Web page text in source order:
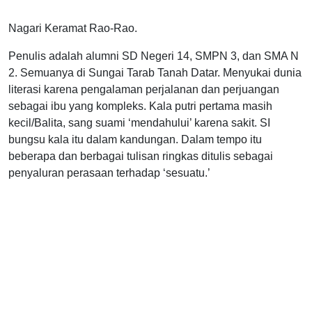
Nagari Keramat Rao-Rao.
Penulis adalah alumni SD Negeri 14, SMPN 3, dan SMA N
2. Semuanya di Sungai Tarab Tanah Datar. Menyukai dunia
literasi karena pengalaman perjalanan dan perjuangan
sebagai ibu yang kompleks. Kala putri pertama masih
kecil/Balita, sang suami ‘mendahului’ karena sakit. SI
bungsu kala itu dalam kandungan. Dalam tempo itu
beberapa dan berbagai tulisan ringkas ditulis sebagai
penyaluran perasaan terhadap ‘sesuatu.’